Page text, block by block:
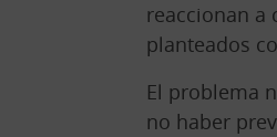
reaccionan a
planteados
El problema
no haber